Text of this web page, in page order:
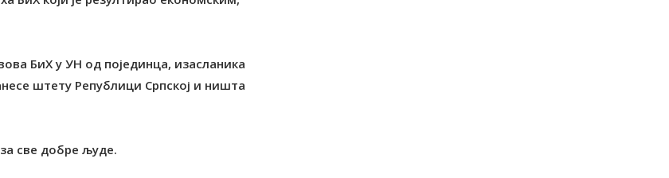
БиХ у УН од појединца, изасланика
штету Републици Српској и ништа
све добре људе.